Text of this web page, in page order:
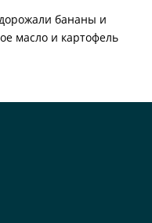
бананы и
масло и картофель